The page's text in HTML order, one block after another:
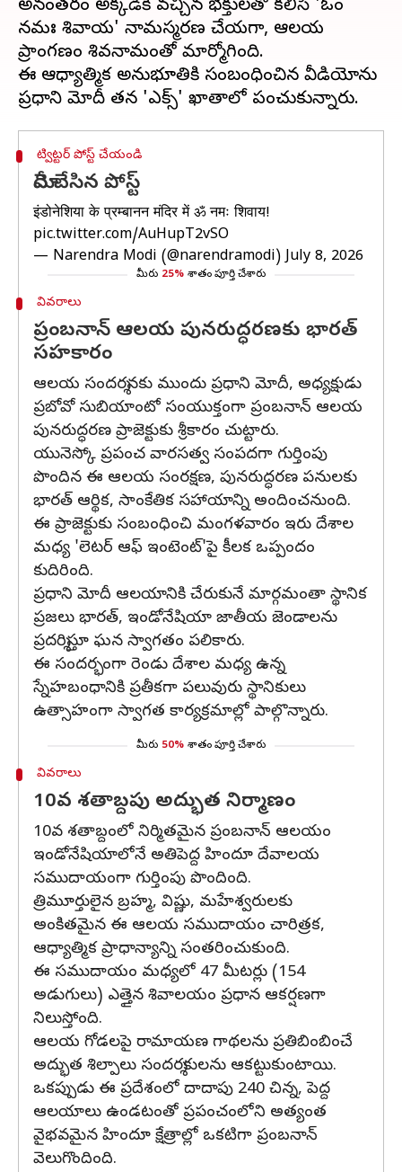
అనంతరం అక్కడికి వచ్చిన భక్తులతో కలిసి 'ఓం
నమః శివాయ' నామస్మరణ చేయగా, ఆలయ
ప్రాంగణం శివనామంతో మార్మోగింది.
ఈ ఆధ్యాత్మిక అనుభూతికి సంబంధించిన వీడియోను
ట్విట్టర్ పోస్ట్ చేయండి
మోదీ చేసిన పోస్ట్
इंडोनेशिया के प्रम्बानन मंदिर में ॐ नमः शिवाय!
pic.twitter.com/AuHupT2vSO
— Narendra Modi (@narendramodi)July 8, 2026
మీరు 25% శాతం పూర్తి చేశారు
వివరాలు
ప్రంబనాన్ ఆలయ పునరుద్ధరణకు భారత్
సహకారం
ఆలయ సందర్శనకు ముందు ప్రధాని మోదీ, అధ్యక్షుడు
ప్రబోవో సుబియాంటో సంయుక్తంగా ప్రంబనాన్ ఆలయ
పునరుద్ధరణ ప్రాజెక్టుకు శ్రీకారం చుట్టారు.
యునెస్కో ప్రపంచ వారసత్వ సంపదగా గుర్తింపు
పొందిన ఈ ఆలయ సంరక్షణ, పునరుద్ధరణ పనులకు
భారత్ ఆర్థిక, సాంకేతిక సహాయాన్ని అందించనుంది.
ఈ ప్రాజెక్టుకు సంబంధించి మంగళవారం ఇరు దేశాల
మధ్య 'లెటర్ ఆఫ్ ఇంటెంట్'పై కీలక ఒప్పందం
కుదిరింది.
ప్రధాని మోదీ ఆలయానికి చేరుకునే మార్గమంతా స్థానిక
ప్రజలు భారత్, ఇండోనేషియా జాతీయ జెండాలను
ప్రదర్శిస్తూ ఘన స్వాగతం పలికారు.
ఈ సందర్భంగా రెండు దేశాల మధ్య ఉన్న
స్నేహబంధానికి ప్రతీకగా పలువురు స్థానికులు
ఉత్సాహంగా స్వాగత కార్యక్రమాల్లో పాల్గొన్నారు.
మీరు 50% శాతం పూర్తి చేశారు
వివరాలు
10వ శతాబ్దపు అద్భుత నిర్మాణం
10వ శతాబ్దంలో నిర్మితమైన ప్రంబనాన్ ఆలయం
ఇండోనేషియాలోనే అతిపెద్ద హిందూ దేవాలయ
సముదాయంగా గుర్తింపు పొందింది.
త్రిమూర్తులైన బ్రహ్మ, విష్ణు, మహేశ్వరులకు
అంకితమైన ఈ ఆలయ సముదాయం చారిత్రక,
ఆధ్యాత్మిక ప్రాధాన్యాన్ని సంతరించుకుంది.
ఈ సముదాయం మధ్యలో 47 మీటర్లు (154
అడుగులు) ఎత్తైన శివాలయం ప్రధాన ఆకర్షణగా
నిలుస్తోంది.
ఆలయ గోడలపై రామాయణ గాథలను ప్రతిబింబించే
అద్భుత శిల్పాలు సందర్శకులను ఆకట్టుకుంటాయి.
ఒకప్పుడు ఈ ప్రదేశంలో దాదాపు 240 చిన్న, పెద్ద
ఆలయాలు ఉండటంతో ప్రపంచంలోని అత్యంత
వైభవమైన హిందూ క్షేత్రాల్లో ఒకటిగా ప్రంబనాన్
వెలుగొందింది.